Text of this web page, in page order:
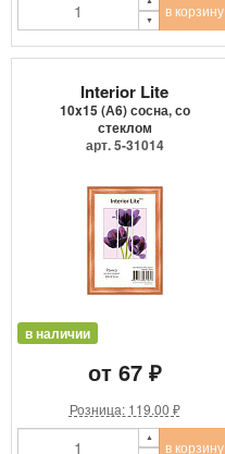
в корзину
Interior Lite
10x15 (А6) сосна, со
стеклом
арт. 5-31014
в наличии
от 67 ₽
Розница: 119.00 ₽
в корзину